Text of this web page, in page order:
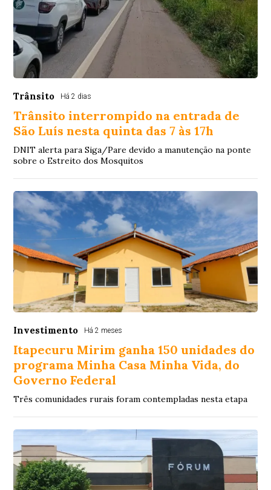
Trânsito Há 2 dias
Trânsito interrompido na entrada de
São Luís nesta quinta das 7 às 17h
DNIT alerta para Siga/Pare devido a manutenção na ponte
sobre o Estreito dos Mosquitos
Investimento Há 2 meses
Itapecuru Mirim ganha 150 unidades do
programa Minha Casa Minha Vida, do
Governo Federal
Três comunidades rurais foram contempladas nesta etapa